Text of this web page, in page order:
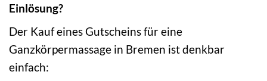
Einlösung?
Der Kauf eines Gutscheins für eine
Ganzkörpermassage in Bremen ist denkbar
einfach: